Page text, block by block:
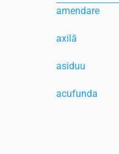
amendare
axilă
asiduu
acufunda